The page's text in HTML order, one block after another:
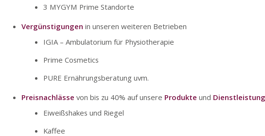
3 MYGYM Prime Standorte
Vergünstigungen in unseren weiteren Betrieben
IGIA – Ambulatorium für Physiotherapie
Prime Cosmetics
PURE Ernährungsberatung uvm.
Preisnachlässe von bis zu 40% auf unsere Produkte und
Eiweißshakes und Riegel
Kaffee